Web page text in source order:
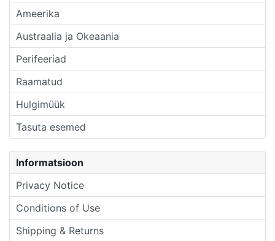
Ameerika
Austraalia ja Okeaania
Perifeeriad
Raamatud
Hulgimüük
Tasuta esemed
Informatsioon
Privacy Notice
Conditions of Use
Shipping & Returns